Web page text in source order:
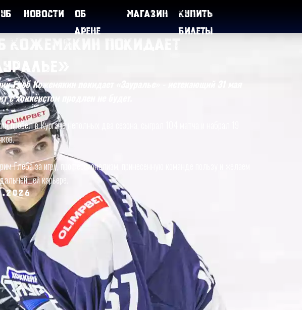
Новости
Об
арене
Магазин
Купить
билеты
Кожемякин покидает
Глеб Кожемякин покидает «Зауралье» - истекающий 31 мая
с хоккеистом продлен не будет.
провел в Кургане неполных два сезона, сыграл 104 матча и набрал 19
Глеба за игру, профессионализм, принесенную команде пользу и желаем
карьере.